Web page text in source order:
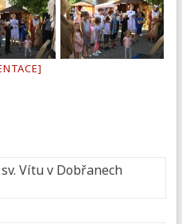
Vítu v Dobřanech